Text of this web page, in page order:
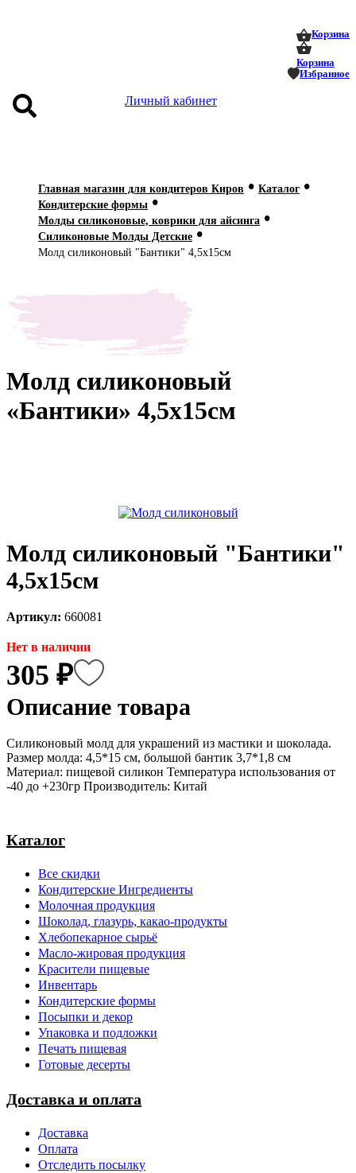
Корзина
Корзина
Избранное
Личный кабинет
оплата
Статьи
Мастер-
классы
Главная магазин для кондитеров Киров • Каталог •
Кондитерские формы •
Молды силиконовые, коврики для айсинга •
Силиконовые Молды Детские •
Молд силиконовый "Бантики" 4,5х15см
Молд силиконовый
«Бантики» 4,5х15см
Молд силиконовый "Бантики"
4,5х15см
Артикул: 660081
Нет в наличии
305 ₽
Описание товара
Силиконовый молд для украшений из мастики и шоколада.
Размер молда: 4,5*15 см, большой бантик 3,7*1,8 см
Материал: пищевой силикон Температура использования от
-40 до +230гр Производитель: Китай
Каталог
Все скидки
Кондитерские Ингредиенты
Молочная продукция
Шоколад, глазурь, какао-продукты
Хлебопекарное сырьё
Масло-жировая продукция
Красители пищевые
Инвентарь
Кондитерские формы
Посыпки и декор
Упаковка и подложки
Печать пищевая
Готовые десерты
Доставка и оплата
Доставка
Оплата
Отследить посылку